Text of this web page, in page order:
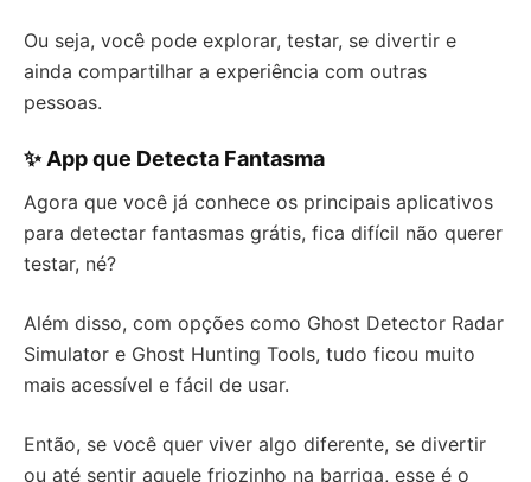
Ou seja, você pode explorar, testar, se divertir e
ainda compartilhar a experiência com outras
pessoas.
✨ App que Detecta Fantasma
Agora que você já conhece os principais aplicativos
para detectar fantasmas grátis, fica difícil não querer
testar, né?
Além disso, com opções como Ghost Detector Radar
Simulator e Ghost Hunting Tools, tudo ficou muito
mais acessível e fácil de usar.
Então, se você quer viver algo diferente, se divertir
ou até sentir aquele friozinho na barriga, esse é o